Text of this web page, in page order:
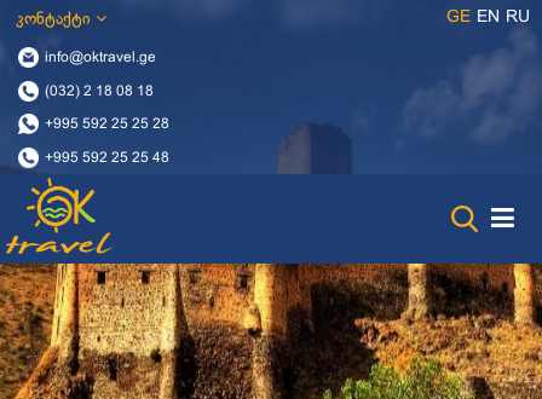
კონტაქტი
info@oktravel.ge
(032) 2 18 08 18
+995 592 25 25 28
+995 592 25 25 48
GE EN RU